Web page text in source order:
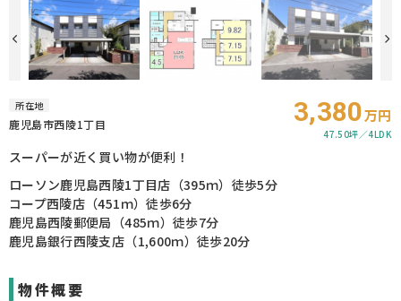
所在地
鹿児島市西陵1丁目 3,380万円
47.50坪 4LDK
スーパーが近く買い物が便利！
ローソン鹿児島西陵1丁目店（395ｍ）徒歩5分
コープ西陵店（451ｍ）徒歩6分
鹿児島西陵郵便局（485ｍ）徒歩7分
鹿児島銀行西陵支店（1,600ｍ）徒歩20分
物件概要